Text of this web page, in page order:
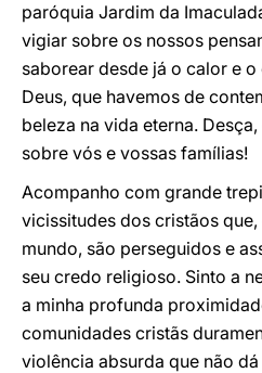
paróquia Jardim da
vigiar sobre os nossos
saborear desde já o calor e
Deus, que havemos de
beleza na vida eterna.
sobre vós e vossas famílias!
Acompanho com grande
vicissitudes dos cristãos
mundo, são perseguidos e
seu credo religioso. Sinto a
a minha profunda
comunidades cristãs
violência absurda que não